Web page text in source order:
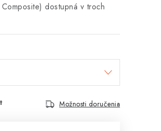
dostupná v troch
Možnosti doručenia